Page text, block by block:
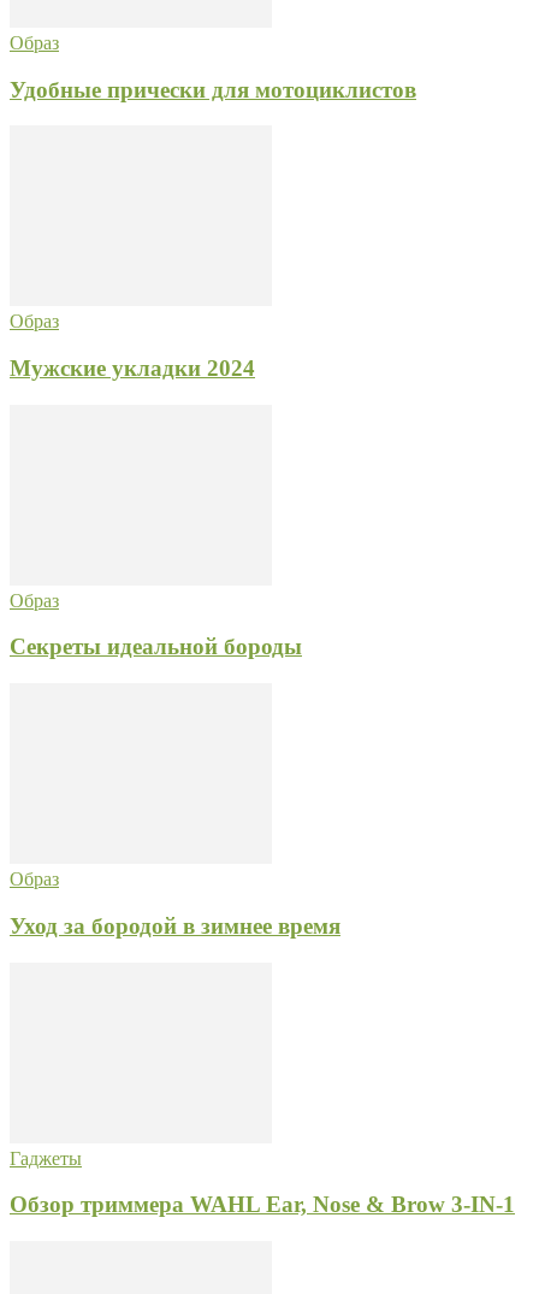
Образ
Удобные прически для мотоциклистов
Образ
Мужские укладки 2024
Образ
Секреты идеальной бороды
Образ
Уход за бородой в зимнее время
Гаджеты
Обзор триммера WAHL Ear, Nose & Brow 3-IN-1